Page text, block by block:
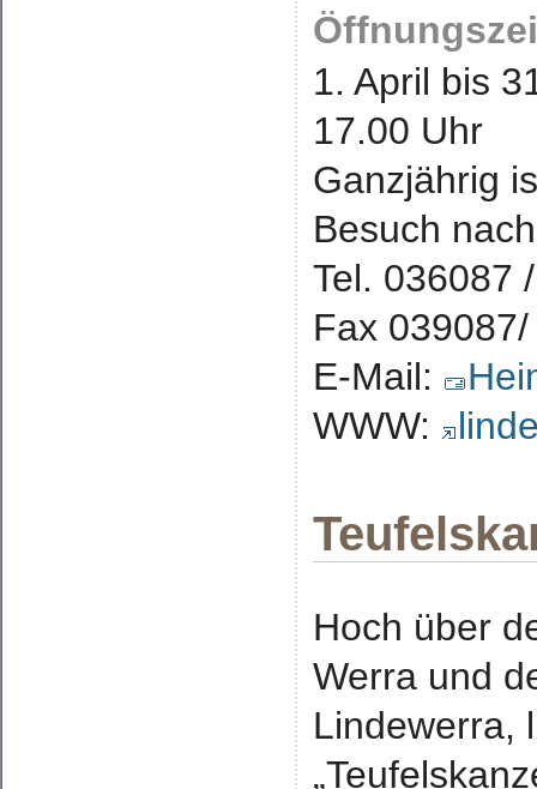
1. April bis
17.00 Uhr
Ganzjährig
Besuch
Tel. 036087
Fax
E-Mail:
WWW:
Hoch über
Werra und
Lindewerra,